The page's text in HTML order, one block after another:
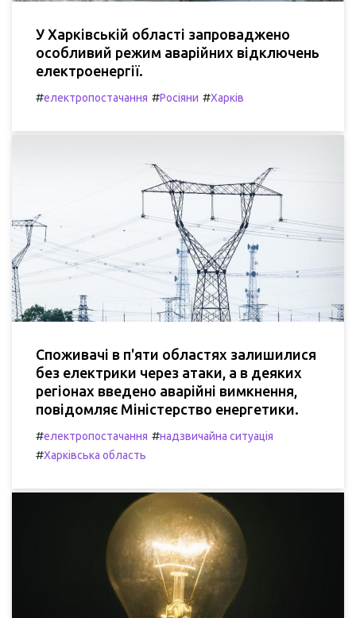
У Харківській області запроваджено
особливий режим аварійних відключень
електроенергії.
#електропостачання #Росіяни #Харків
Споживачі в п'яти областях залишилися
без електрики через атаки, а в деяких
регіонах введено аварійні вимкнення,
повідомляє Міністерство енергетики.
#електропостачання #надзвичайна ситуація
#Харківська область